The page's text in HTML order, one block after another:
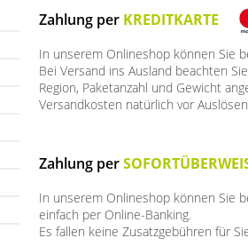
Zahlung per KREDITKARTE
In unserem Onlineshop können Sie
Bei Versand ins Ausland beachten
Region, Paketanzahl und Gewicht
Versandkosten natürlich vor
Zahlung per
In unserem Onlineshop können Sie
einfach per Online-Banking.
Es fallen keine Zusatzgebühren für